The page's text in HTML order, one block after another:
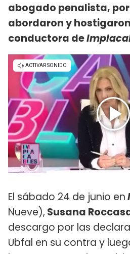
abogado penalista,
abordaron y
conductora de
El sábado 24 de junio en
Nueve), Susana
descargo por las
Ubfal en su contra y